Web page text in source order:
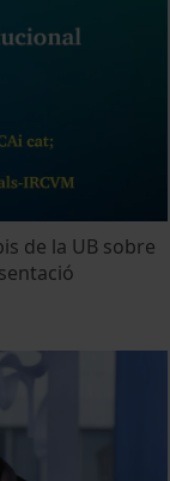
de la UB sobre